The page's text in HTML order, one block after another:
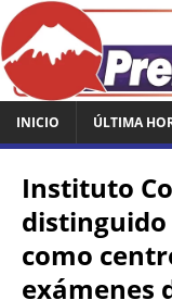
INICIO ÚLTIMA
Instituto
distinguido
como
exámenes